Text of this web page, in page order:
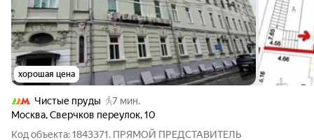
хорошая цена
Чистые пруды
7 мин.
Москва,Сверчков переулок,10
Код объекта: 1843371. ПРЯМОЙ ПРЕДСТАВИТЕЛЬ